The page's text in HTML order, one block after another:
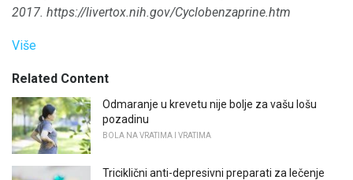
2017. https://livertox.nih.gov/Cyclobenzaprine.htm
Više
Related Content
Odmaranje u krevetu nije bolje za vašu lošu
pozadinu
BOLA NA VRATIMA I VRATIMA
Triciklični anti-depresivni preparati za lečenje